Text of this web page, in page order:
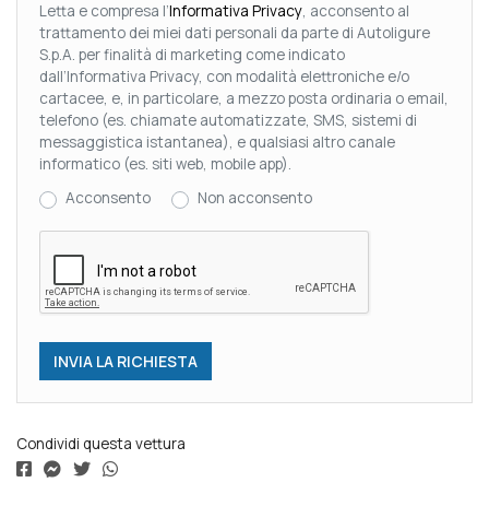
Letta e compresa l’Informativa Privacy, acconsento al
trattamento dei miei dati personali da parte di Autoligure
S.p.A. per finalità di marketing come indicato
dall’Informativa Privacy, con modalità elettroniche e/o
cartacee, e, in particolare, a mezzo posta ordinaria o email,
telefono (es. chiamate automatizzate, SMS, sistemi di
messaggistica istantanea), e qualsiasi altro canale
informatico (es. siti web, mobile app).
Acconsento
Non acconsento
Condividi questa vettura